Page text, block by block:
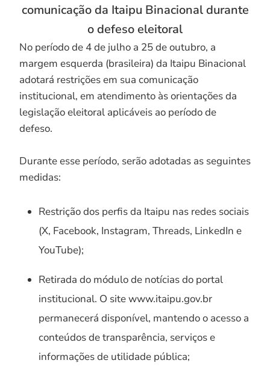
comunicação da Itaipu Binacional durante
o defeso eleitoral
No período de 4 de julho a 25 de outubro, a
margem esquerda (brasileira) da Itaipu Binacional
adotará restrições em sua comunicação
institucional, em atendimento às orientações da
legislação eleitoral aplicáveis ao período de
defeso.
Durante esse período, serão adotadas as seguintes
medidas:
Restrição dos perfis da Itaipu nas redes sociais
(X, Facebook, Instagram, Threads, LinkedIn e
YouTube);
Retirada do módulo de notícias do portal
institucional. O site www.itaipu.gov.br
permanecerá disponível, mantendo o acesso a
conteúdos de transparência, serviços e
informações de utilidade pública;